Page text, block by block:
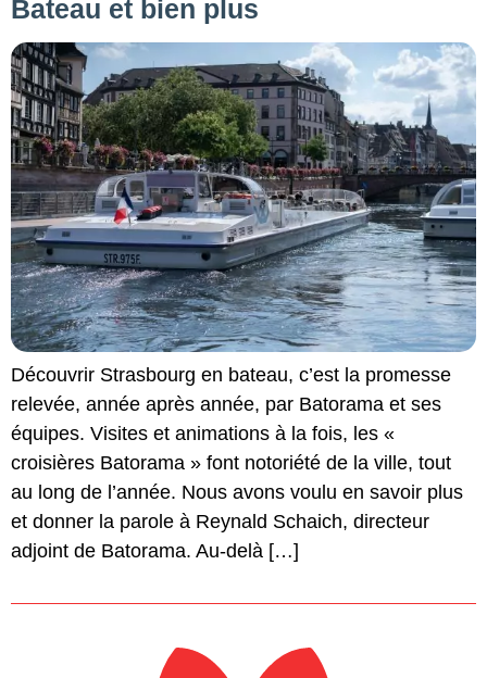
Bateau et bien plus
Découvrir Strasbourg en bateau, c’est la promesse
relevée, année après année, par Batorama et ses
équipes. Visites et animations à la fois, les «
croisières Batorama » font notoriété de la ville, tout
au long de l’année. Nous avons voulu en savoir plus
et donner la parole à Reynald Schaich, directeur
adjoint de Batorama. Au-delà […]